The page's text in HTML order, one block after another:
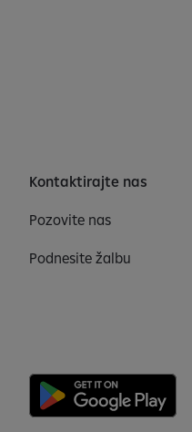
Kontaktirajte nas
Pozovite nas
Podnesite žalbu